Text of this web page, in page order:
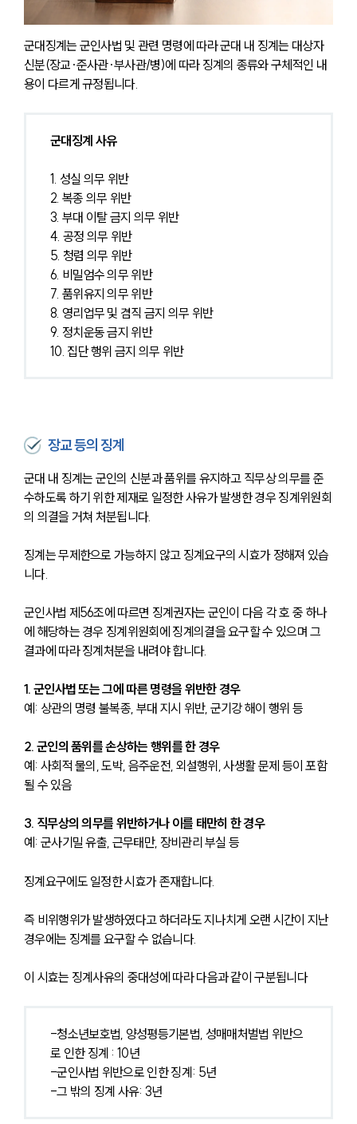
군대징계는 군인사법 및 관련 명령에 따라 군대 내 징계는 대상자
신분(장교·준사관·부사관/병)에 따라 징계의 종류와 구체적인 내
용이 다르게 규정됩니다.
군대징계 사유
1. 성실 의무 위반
2. 복종 의무 위반
3. 부대 이탈 금지 의무 위반
4. 공정 의무 위반
5. 청렴 의무 위반
6. 비밀엄수 의무 위반
7. 품위유지 의무 위반
8. 영리업무 및 겸직 금지 의무 위반
9. 정치운동 금지 위반
10. 집단 행위 금지 의무 위반
장교 등의 징계
군대 내 징계는 군인의 신분과 품위를 유지하고 직무상 의무를 준
수하도록 하기 위한 제재로 일정한 사유가 발생한 경우 징계위원회
의 의결을 거쳐 처분됩니다.
징계는 무제한으로 가능하지 않고 징계요구의 시효가 정해져 있습
니다.
군인사법 제56조에 따르면 징계권자는 군인이 다음 각 호 중 하나
에 해당하는 경우 징계위원회에 징계의결을 요구할 수 있으며 그
결과에 따라 징계처분을 내려야 합니다.
1. 군인사법 또는 그에 따른 명령을 위반한 경우
예: 상관의 명령 불복종, 부대 지시 위반, 군기강 해이 행위 등
2. 군인의 품위를 손상하는 행위를 한 경우
예: 사회적 물의, 도박, 음주운전, 외설행위, 사생활 문제 등이 포함
될 수 있음
3. 직무상의 의무를 위반하거나 이를 태만히 한 경우
예: 군사기밀 유출, 근무태만, 장비관리 부실 등
징계요구에도 일정한 시효가 존재합니다.
즉 비위행위가 발생하였다고 하더라도 지나치게 오랜 시간이 지난
경우에는 징계를 요구할 수 없습니다.
이 시효는 징계사유의 중대성에 따라 다음과 같이 구분됩니다
-청소년보호법, 양성평등기본법, 성매매처벌법 위반으
로 인한 징계 : 10년
-군인사법 위반으로 인한 징계: 5년
-그 밖의 징계 사유: 3년